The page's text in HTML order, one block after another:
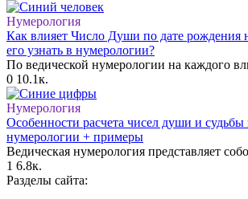
Нумерология
Как влияет Число Души по дате рождения
его узнать в нумерологии?
По ведической нумерологии на каждого
0 10.1к.
Нумерология
Особенности расчета чисел души и судьбы
нумерологии + примеры
Ведическая нумерология представляет
1 6.8к.
Разделы сайта: